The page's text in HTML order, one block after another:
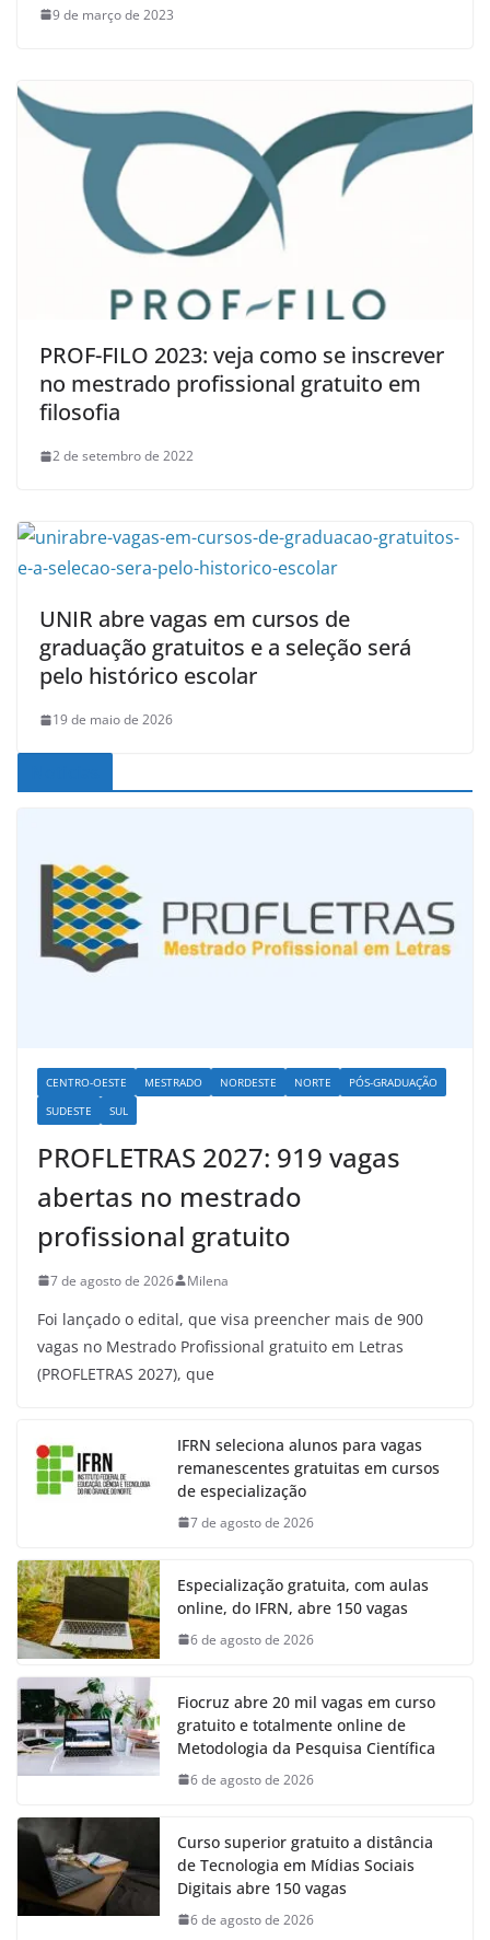
9 de março de 2023
PROF-FILO 2023: veja como se inscrever
no mestrado profissional gratuito em
filosofia
2 de setembro de 2022
UNIR abre vagas em cursos de
graduação gratuitos e a seleção será
pelo histórico escolar
19 de maio de 2026
CENTRO-OESTE MESTRADO NORDESTE NORTE
PÓS-GRADUAÇÃO
SUDESTE
SUL
PROFLETRAS 2027: 919 vagas
abertas no mestrado
profissional gratuito
7 de agosto de 2026 Milena
Foi lançado o edital, que visa preencher mais de 900
vagas no Mestrado Profissional gratuito em Letras
(PROFLETRAS 2027), que
IFRN seleciona alunos para vagas
remanescentes gratuitas em cursos
de especialização
7 de agosto de 2026
Especialização gratuita, com aulas
online, do IFRN, abre 150 vagas
6 de agosto de 2026
Fiocruz abre 20 mil vagas em curso
gratuito e totalmente online de
Metodologia da Pesquisa Científica
6 de agosto de 2026
Curso superior gratuito a distância
de Tecnologia em Mídias Sociais
Digitais abre 150 vagas
6 de agosto de 2026